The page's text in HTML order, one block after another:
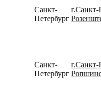
Санкт-
Петербург
г.Санкт-
Санкт-
Петербург
г.Санкт-